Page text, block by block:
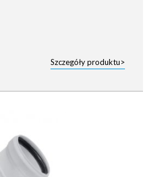
Szczegóły produktu>